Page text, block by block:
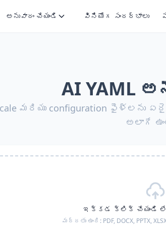
అనువాదం చేయండి వినియోగ సందర్భాలు
AI YAML
మరియు configuration ఫైళ్లను
అలాగే
ఇక్కడ క్లిక్ చేయండి
మద్దతు ఉంది: PDF, DOCX, PPTX,